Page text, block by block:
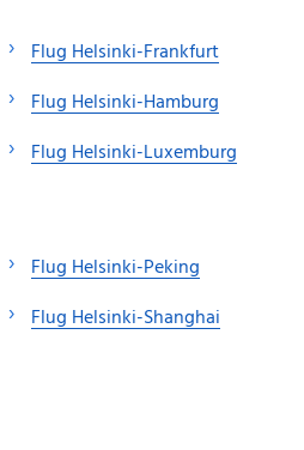
Flug Helsinki-Frankfurt
Flug Helsinki-Hamburg
Flug Helsinki-Luxemburg
Flug Helsinki-Peking
Flug Helsinki-Shanghai